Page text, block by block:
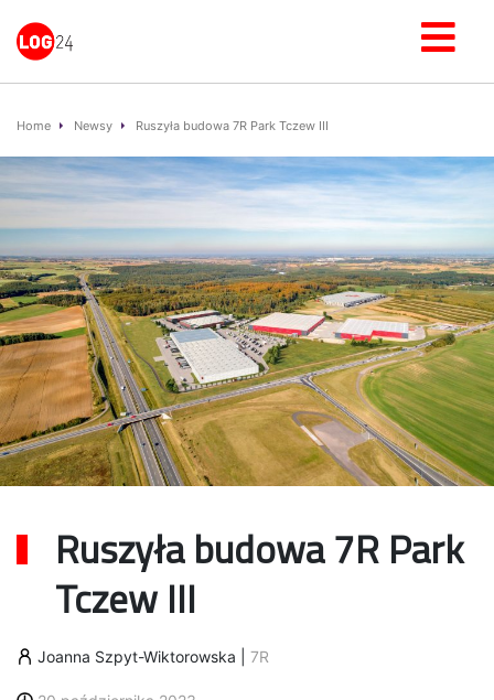
Home Newsy Ruszyła budowa 7R Park Tczew III
Ruszyła budowa 7R Park
Tczew III
Joanna Szpyt-Wiktorowska 7R